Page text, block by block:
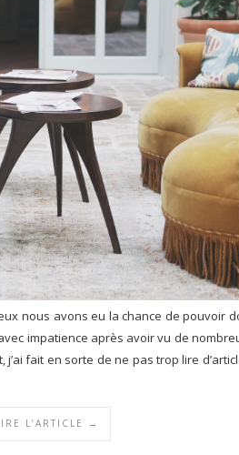
nous avons eu la chance de pouvoir
impatience après avoir vu de
fait en sorte de ne pas trop lire
L’ARTICLE →